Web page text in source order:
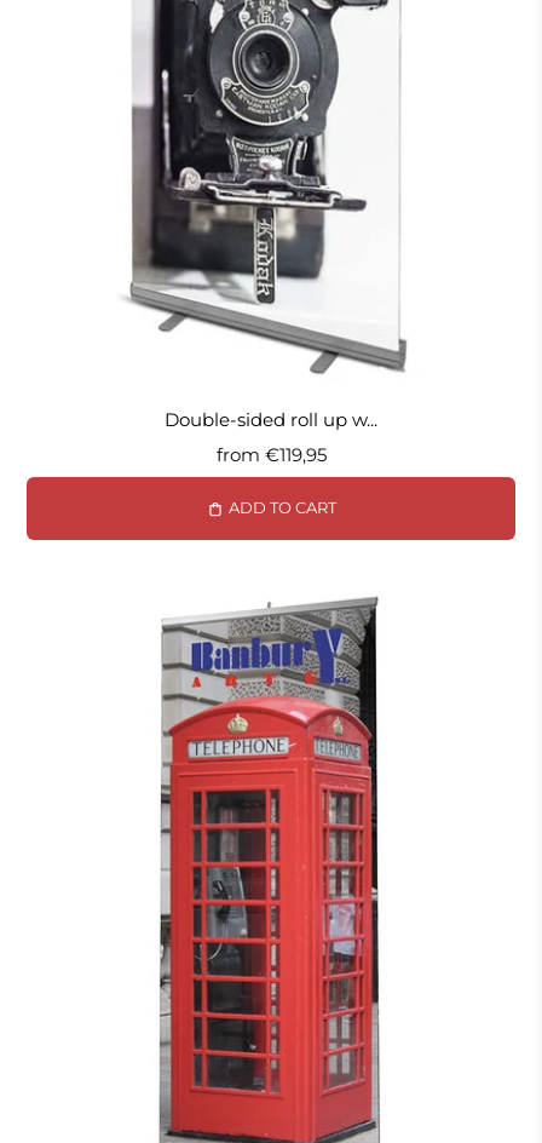
Double-sided roll up w...
from €119,95
ADD TO CART